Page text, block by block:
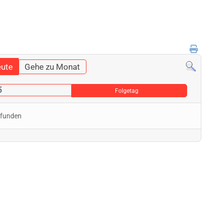
Gehe zu Monat
Folgetag